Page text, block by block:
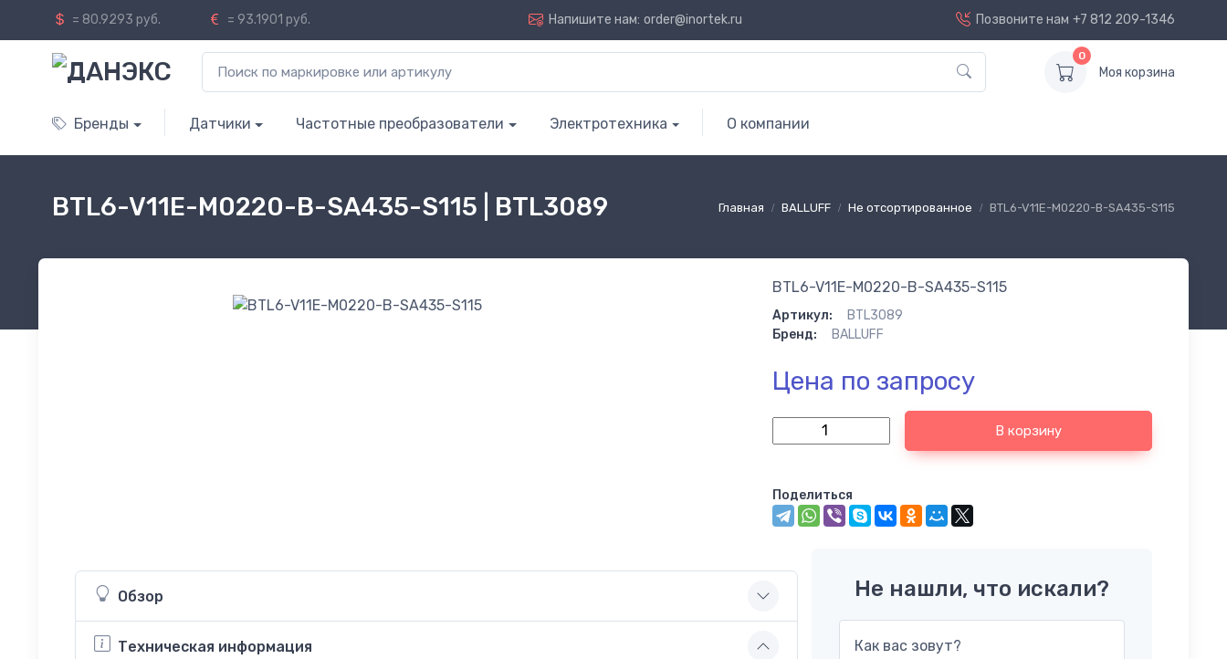
= 80.9293 руб. = 93.1901 руб. Напишите нам: order@inortek.ru Позвоните нам +7 812 209-1346
0
Моя корзина
Бренды Датчики Частотные преобразователи Электротехника О компании
Главная BALLUFF Не отсортированное BTL6-V11E-M0220-B-SA435-S115
BTL6-V11E-M0220-B-SA435-S115 | BTL3089
BTL6-V11E-M0220-B-SA435-S115
Артикул:
BTL3089
Бренд:
BALLUFF
Цена по запросу
В корзину
Поделиться
Обзор
Техническая информация
Не нашли, что искали?
Как вас зовут?